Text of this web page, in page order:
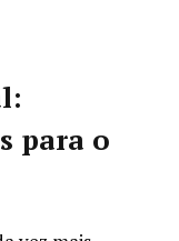
para o